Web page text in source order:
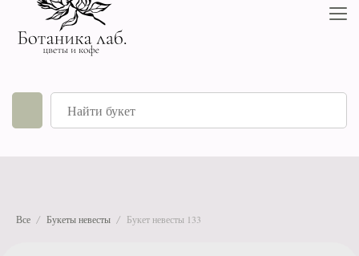
Все Букеты невесты Букет невесты 133